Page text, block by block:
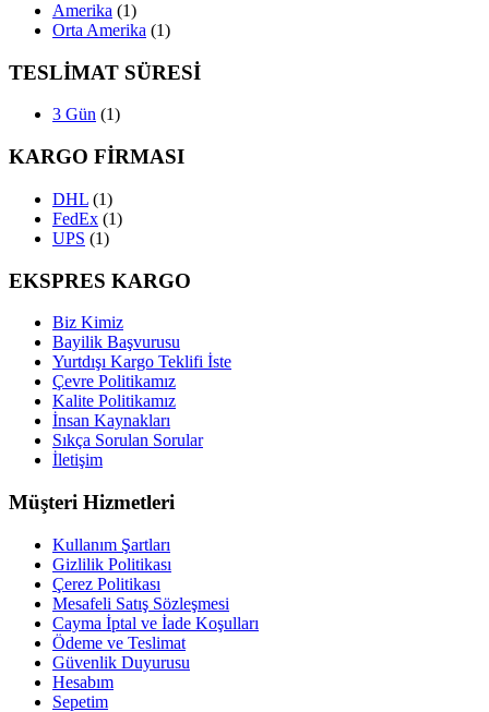
Amerika (1)
Orta Amerika (1)
TESLİMAT SÜRESİ
3 Gün (1)
KARGO FİRMASI
DHL (1)
FedEx (1)
UPS (1)
EKSPRES KARGO
Biz Kimiz
Bayilik Başvurusu
Yurtdışı Kargo Teklifi İste
Çevre Politikamız
Kalite Politikamız
İnsan Kaynakları
Sıkça Sorulan Sorular
İletişim
Müşteri Hizmetleri
Kullanım Şartları
Gizlilik Politikası
Çerez Politikası
Mesafeli Satış Sözleşmesi
Cayma İptal ve İade Koşulları
Ödeme ve Teslimat
Güvenlik Duyurusu
Hesabım
Sepetim